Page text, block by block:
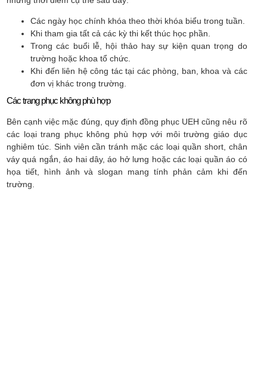
Các ngày học chính khóa theo thời khóa biểu trong tuần.
Khi tham gia tất cả các kỳ thi kết thúc học phần.
Trong các buổi lễ, hội thảo hay sự kiện quan trọng do
trường hoặc khoa tổ chức.
Khi đến liên hệ công tác tại các phòng, ban, khoa và các
đơn vị khác trong trường.
Các trang phục không phù hợp
Bên cạnh việc mặc đúng, quy định đồng phục UEH cũng nêu rõ
các loại trang phục không phù hợp với môi trường giáo dục
nghiêm túc. Sinh viên cần tránh mặc các loại quần short, chân
váy quá ngắn, áo hai dây, áo hở lưng hoặc các loại quần áo có
họa tiết, hình ảnh và slogan mang tính phản cảm khi đến
trường.